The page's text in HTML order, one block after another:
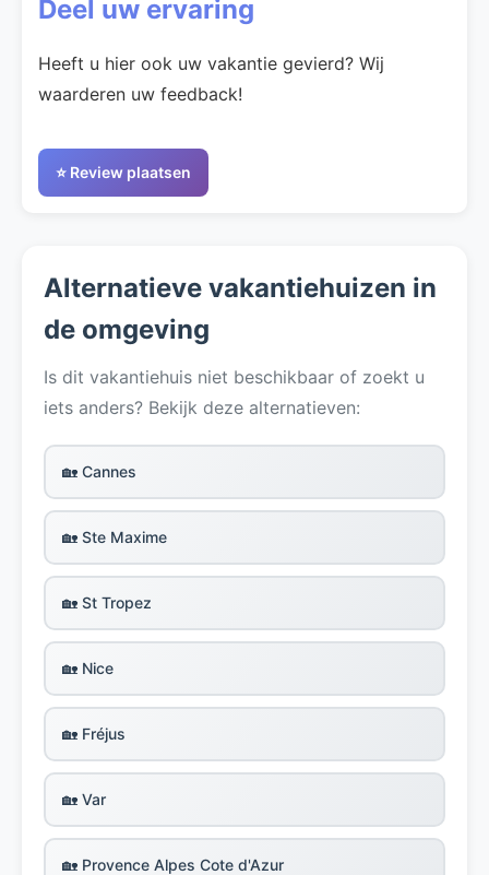
Deel uw ervaring
Heeft u hier ook uw vakantie gevierd? Wij
waarderen uw feedback!
⭐ Review plaatsen
Alternatieve vakantiehuizen in
de omgeving
Is dit vakantiehuis niet beschikbaar of zoekt u
iets anders? Bekijk deze alternatieven:
🏡 Cannes
🏡 Ste Maxime
🏡 St Tropez
🏡 Nice
🏡 Fréjus
🏡 Var
🏡 Provence Alpes Cote d'Azur